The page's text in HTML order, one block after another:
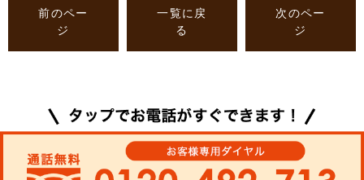
前のペー
ジ
一覧に戻
る
次のペー
ジ